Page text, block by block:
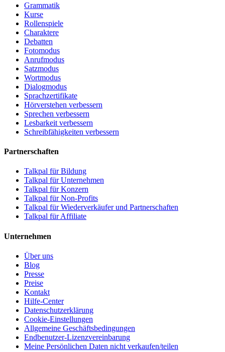
Grammatik
Kurse
Rollenspiele
Charaktere
Debatten
Fotomodus
Anrufmodus
Satzmodus
Wortmodus
Dialogmodus
Sprachzertifikate
Hörverstehen verbessern
Sprechen verbessern
Lesbarkeit verbessern
Schreibfähigkeiten verbessern
Partnerschaften
Talkpal für Bildung
Talkpal für Unternehmen
Talkpal für Konzern
Talkpal für Non-Profits
Talkpal für Wiederverkäufer und Partnerschaften
Talkpal für Affiliate
Unternehmen
Über uns
Blog
Presse
Preise
Kontakt
Hilfe-Center
Datenschutzerklärung
Cookie-Einstellungen
Allgemeine Geschäftsbedingungen
Endbenutzer-Lizenzvereinbarung
Meine Persönlichen Daten nicht verkaufen/teilen